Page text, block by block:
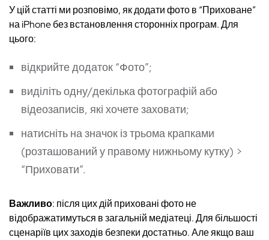
У цій статті ми розповімо, як додати фото в “Приховане”
на iPhone без встановлення сторонніх програм. Для
цього:
відкрийте додаток “Фото”;
виділіть одну/декілька фотографій або
відеозаписів, які хочете заховати;
натисніть на значок із трьома крапками
(розташований у правому нижньому кутку) >
“Приховати”.
Важливо: після цих дій приховані фото не
відображатимуться в загальній медіатеці. Для більшості
сценаріїв цих заходів безпеки достатньо. Але якщо ваш